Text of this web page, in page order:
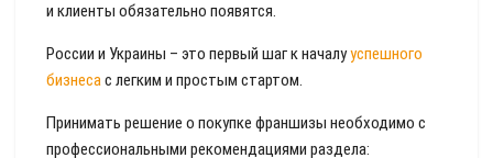
и клиенты обязательно появятся.
России и Украины – это первый шаг к началууспешного
бизнесас легким и простым стартом.
Принимать решение о покупке франшизы необходимо с
профессиональными рекомендациями раздела: